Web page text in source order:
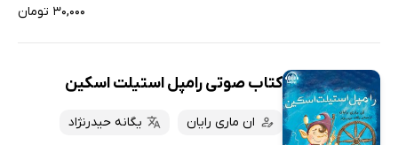
۳۰,۰۰۰ تومان
کتاب صوتی رامپل استیلت اسکین
ان ماری رایان
یگانه حیدرنژاد